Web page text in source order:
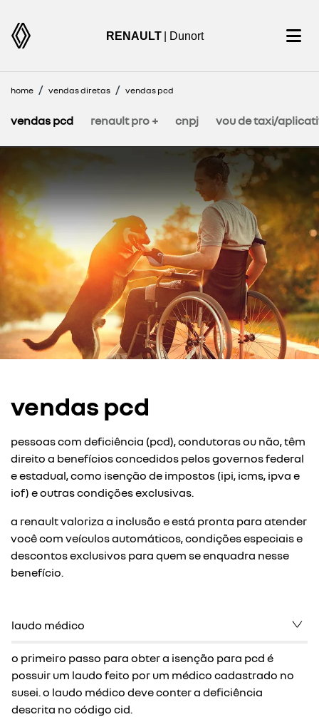
RENAULT | Dunort
home vendas diretas vendas pcd
renault pro +
vendas pcd cnpj vou de taxi/
vendas pcd
pessoas com deficiência (pcd), condutoras ou não, têm
direito a benefícios concedidos pelos governos federal
e estadual, como isenção de impostos (ipi, icms, ipva e
iof) e outras condições exclusivas.
a renault valoriza a inclusão e está pronta para atender
você com veículos automáticos, condições especiais e
descontos exclusivos para quem se enquadra nesse
benefício.
laudo médico
o primeiro passo para obter a isenção para pcd é
possuir um laudo feito por um médico cadastrado no
susei. o laudo médico deve conter a deficiência
descrita no código cid.